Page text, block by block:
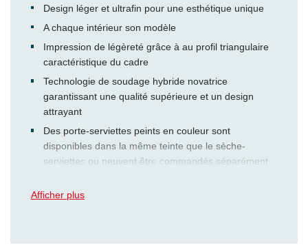
Design léger et ultrafin pour une esthétique unique
A chaque intérieur son modèle
Impression de légèreté grâce à au profil triangulaire
caractéristique du cadre
Technologie de soudage hybride novatrice
garantissant une qualité supérieure et un design
attrayant
Des porte-serviettes peints en couleur sont
disponibles dans la même teinte que le sèche-
serviettes ou peuvent être commandés séparément
couleur (en option)
Afficher plus